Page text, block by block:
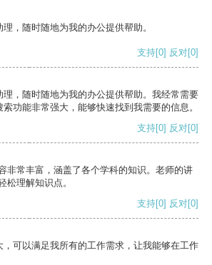
，随时随地为我的办公提供帮助。
支持[0] 反对[0]
，随时随地为我的办公提供帮助。我经常需要
功能非常强大，能够快速找到我需要的信息。
支持[0] 反对[0]
非常丰富，涵盖了各个学科的知识。老师的讲
松理解知识点。
支持[0] 反对[0]
可以满足我所有的工作需求，让我能够在工作